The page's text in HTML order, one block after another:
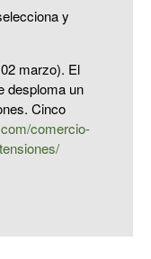
y
marzo). El
desploma un
Cinco
comercio-